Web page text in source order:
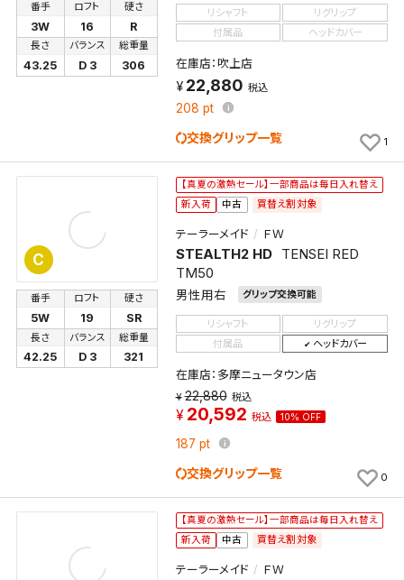
番手
3W
ロフト
16
硬さ
R
長さ
43.25
バランス
D 3
総重量
306
リシャフト
リグリップ
付属品
ヘッドカバー
在庫店：吹上店
22,880 税込
208 pt
交換グリップ一覧 1
C
【真夏の激熱セール】一部商品は毎日入れ替え
新入荷
中古 買替え割対象
テーラーメイド ＦＷ
STEALTH2 HD
TENSEI RED
TM50
男性用右 グリップ交換可能
番手
5W
ロフト
19
硬さ
SR
長さ
42.25
バランス
D 3
総重量
321
リシャフト
リグリップ
付属品
ヘッドカバー
在庫店：多摩ニュータウン店
22,880 税込
20,592 税込 10% OFF
187 pt
交換グリップ一覧 0
【真夏の激熱セール】一部商品は毎日入れ替え
新入荷
中古 買替え割対象
テーラーメイド ＦＷ
検索条件を保存
この検索条件をマイページ内「保存検索条件一覧」に
くことができます。
検索条件
新着通知
新着通知を「する」にすると、この条件に一致する商品
が入荷した際に、メール及びお客様のアカウント内の
「お知らせ」で通知します。
保存された検索条件は変更できません。
条件を変更したい場合は、マイページの「保存検索条
件一覧」から画面を表示し、条件を変更の上、保存し直
検索条件を保存
検索条件を保存しました。
これまで保存した検索条件は、マイページの「保存検
索条件一覧」で確認できます。